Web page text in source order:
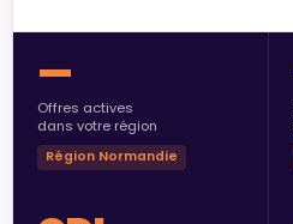
—
Offres actives
dans votre région
Région Normandie